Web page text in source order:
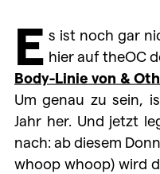
E s ist noch gar
hier auf theOC
Body-Linie von &
Um genau zu sein,
Jahr her. Und jetzt
nach: ab diesem
whoop whoop) wird